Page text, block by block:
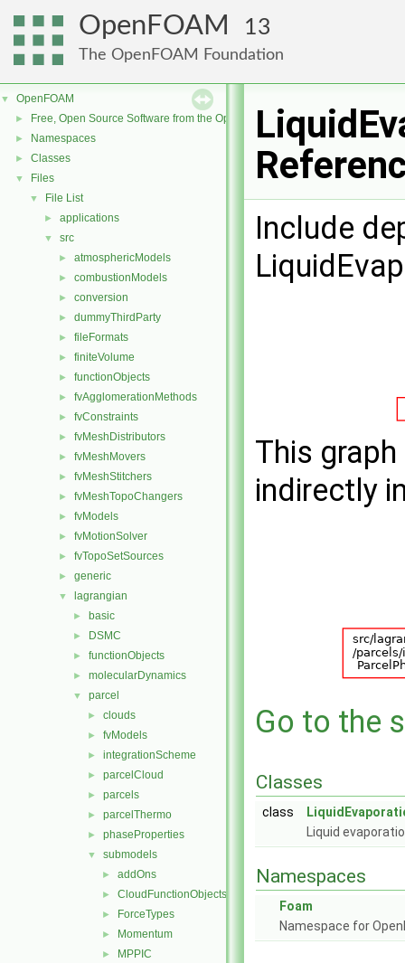
OpenFOAM 13
The OpenFOAM Foundation
▼ OpenFOAM
► Free, Open Source Software from the OpenFOAM Foundation
► Namespaces
► Classes
▼ Files
▼ File List
► applications
▼ src
► atmosphericModels
► combustionModels
► conversion
► dummyThirdParty
► fileFormats
► finiteVolume
► functionObjects
► fvAgglomerationMethods
► fvConstraints
► fvMeshDistributors
► fvMeshMovers
► fvMeshStitchers
► fvMeshTopoChangers
► fvModels
► fvMotionSolver
► fvTopoSetSources
► generic
▼ lagrangian
► basic
► DSMC
► functionObjects
► molecularDynamics
▼ parcel
► clouds
► fvModels
► integrationScheme
► parcelCloud
► parcels
► parcelThermo
► phaseProperties
▼ submodels
► addOns
► CloudFunctionObjects
► ForceTypes
► Momentum
► MPPIC
Include
This
indirectly
Go to the
Classes
class
Liquid
Namespaces
Foam
Namespace for